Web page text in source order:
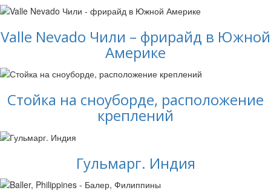
Valle Nevado Чили – фрирайд в Южной
Америке
Стойка на сноуборде, расположение
креплений
Гульмарг. Индия